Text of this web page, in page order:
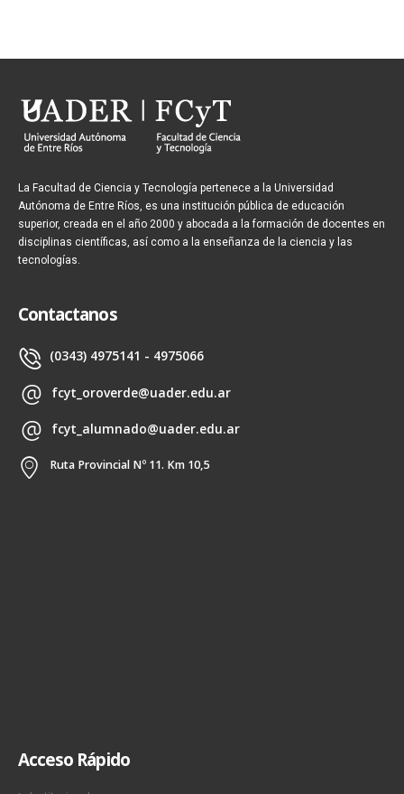
La Facultad de Ciencia y Tecnología pertenece a la Universidad
Autónoma de Entre Ríos, es una institución pública de educación
superior, creada en el año 2000 y abocada a la formación de docentes en
disciplinas científicas, así como a la enseñanza de la ciencia y las
tecnologías.
Contactanos
(0343) 4975141 - 4975066
fcyt_oroverde@uader.edu.ar
fcyt_alumnado@uader.edu.ar
Ruta Provincial Nº 11. Km 10,5
Acceso Rápido